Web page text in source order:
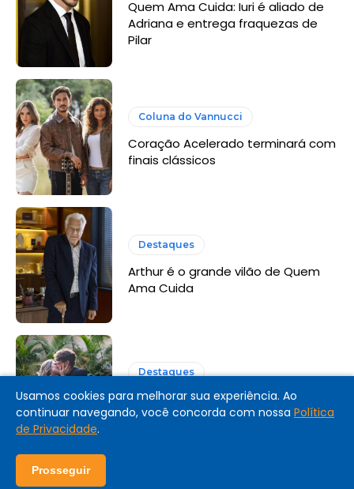
Quem Ama Cuida: Iuri é aliado de
Adriana e entrega fraquezas de
Pilar
Coluna do Vannucci
Coração Acelerado terminará com
finais clássicos
Destaques
Arthur é o grande vilão de Quem
Ama Cuida
Destaques
Coração Acelerado: resumo dos
últimos capítulos
Usamos cookies para melhorar sua experiência. Ao
continuar navegando, você concorda com nossa Política
de Privacidade.
Prosseguir